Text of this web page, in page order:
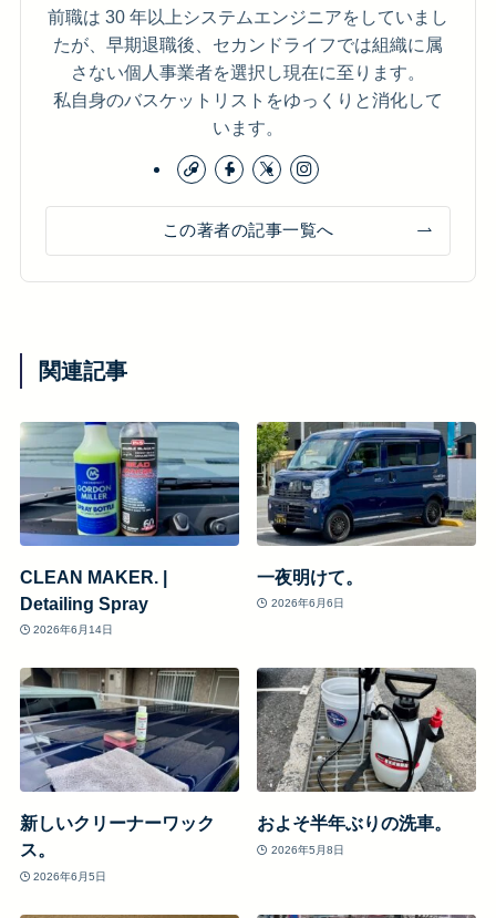
前職は 30 年以上システムエンジニアをしていまし
たが、早期退職後、セカンドライフでは組織に属
さない個人事業者を選択し現在に至ります。
私自身のバスケットリストをゆっくりと消化して
います。
この著者の記事一覧へ
関連記事
CLEAN MAKER. |
Detailing Spray
2026年6月14日
一夜明けて。
2026年6月6日
新しいクリーナーワック
ス。
2026年6月5日
およそ半年ぶりの洗車。
2026年5月8日